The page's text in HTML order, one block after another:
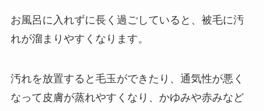
お風呂に入れずに長く過ごしていると、被毛に汚
れが溜まりやすくなります。
汚れを放置すると毛玉ができたり、通気性が悪く
なって皮膚が蒸れやすくなり、かゆみや赤みなど